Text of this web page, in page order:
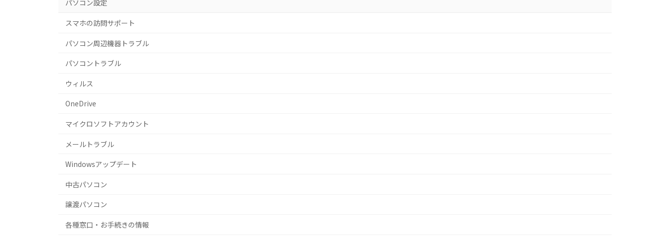
パソコン設定
スマホの訪問サポート
パソコン周辺機器トラブル
パソコントラブル
ウィルス
OneDrive
マイクロソフトアカウント
メールトラブル
Windowsアップデート
中古パソコン
譲渡パソコン
各種窓口・お手続きの情報